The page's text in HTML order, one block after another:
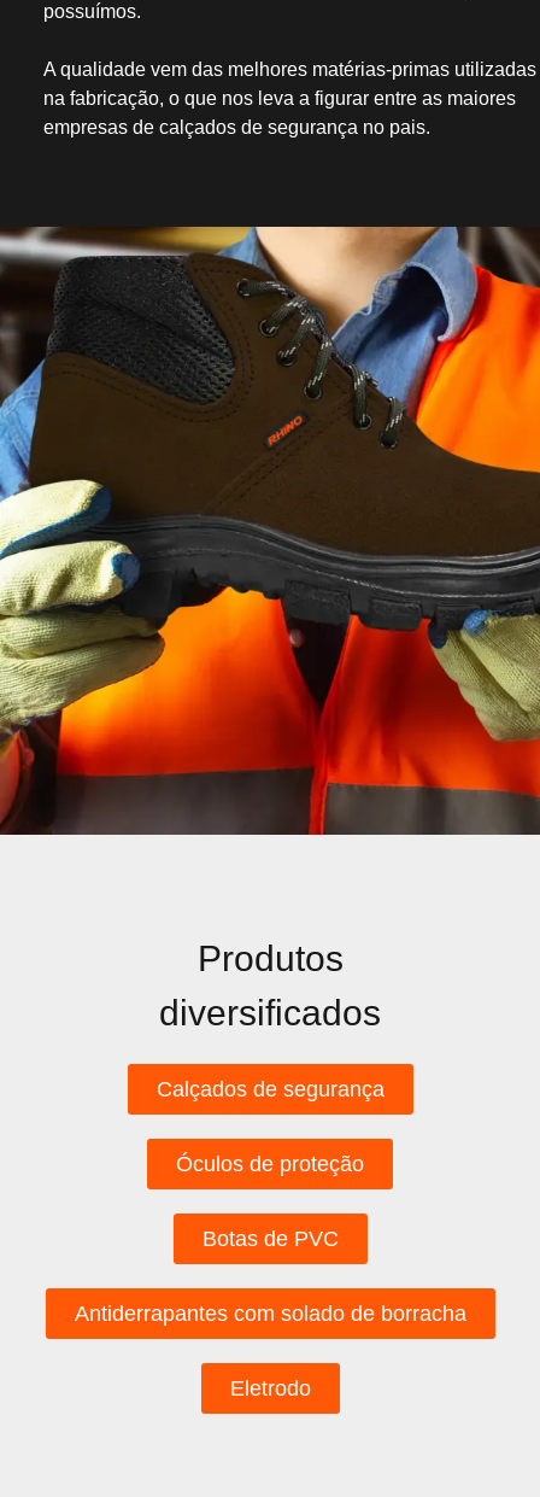
possuímos.
A qualidade vem das melhores matérias-primas utilizadas
na fabricação, o que nos leva a figurar entre as maiores
empresas de calçados de segurança no pais.
Produtos
diversificados
Calçados de segurança
Óculos de proteção
Botas de PVC
Antiderrapantes com solado de borracha
Eletrodo